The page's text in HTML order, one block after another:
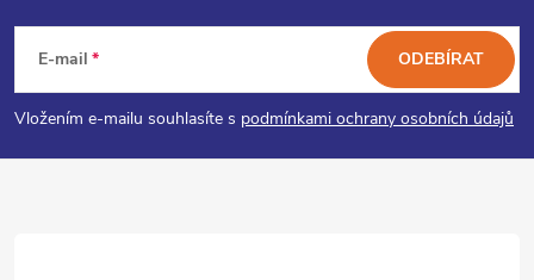
p
a
E-mail
Vložením e-mailu souhlasíte s podmínkami ochrany osobních údajů
ODEBÍRAT